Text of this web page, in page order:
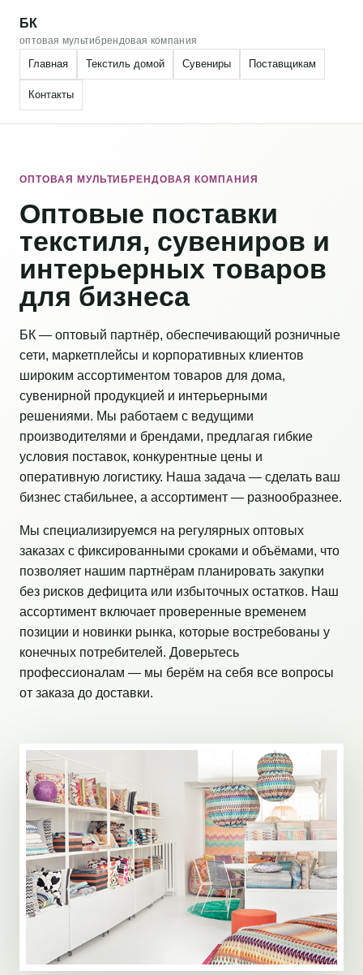
БК
оптовая мультибрендовая компания
Главная Текстиль домой Сувениры Поставщикам
Контакты
ОПТОВАЯ МУЛЬТИБРЕНДОВАЯ КОМПАНИЯ
Оптовые поставки
текстиля, сувениров и
интерьерных товаров
для бизнеса
БК — оптовый партнёр, обеспечивающий розничные
сети, маркетплейсы и корпоративных клиентов
широким ассортиментом товаров для дома,
сувенирной продукцией и интерьерными
решениями. Мы работаем с ведущими
производителями и брендами, предлагая гибкие
условия поставок, конкурентные цены и
оперативную логистику. Наша задача — сделать ваш
бизнес стабильнее, а ассортимент — разнообразнее.
Мы специализируемся на регулярных оптовых
заказах с фиксированными сроками и объёмами, что
позволяет нашим партнёрам планировать закупки
без рисков дефицита или избыточных остатков. Наш
ассортимент включает проверенные временем
позиции и новинки рынка, которые востребованы у
конечных потребителей. Доверьтесь
профессионалам — мы берём на себя все вопросы
от заказа до доставки.